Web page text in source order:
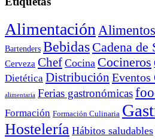
Alimentación Alimentos
Bartenders Bebidas Cadena de
Cerveza Chef Cocina Cocineros
Dietética Distribución Eventos
alimentaria Ferias gastronómicas
Formación Formación Culinaria
Hostelería Hábitos saludables